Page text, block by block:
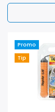
We
Least
Promo
Tip